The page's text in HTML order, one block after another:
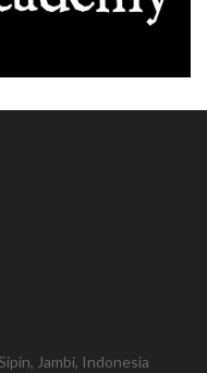
Jambi, Indonesia